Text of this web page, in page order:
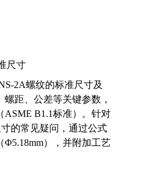
尺寸
2A螺纹的标准尺寸及
距、公差等关键参数，
ASME B1.1标准）。针对
的常见疑问，通过公式
Φ5.18mm），并附加工艺